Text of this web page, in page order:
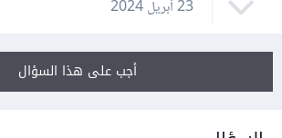
23 أبريل 2024
أجب على هذا السؤال